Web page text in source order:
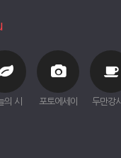
의 시 포토에세이 두만강